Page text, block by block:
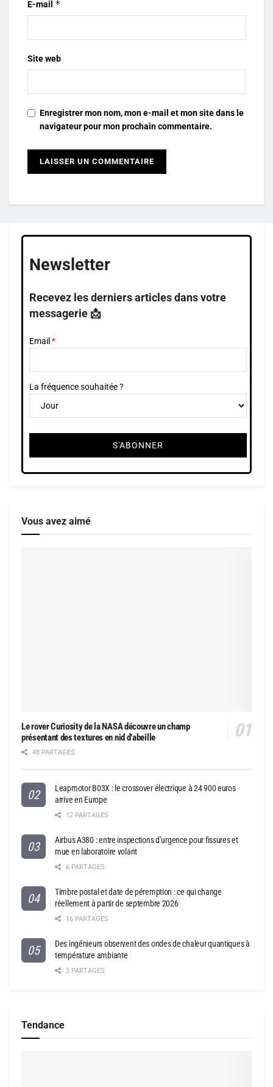
E-mail *
Site web
Enregistrer mon nom, mon e-mail et mon site dans le
navigateur pour mon prochain commentaire.
Newsletter
Recevez les derniers articles dans votre
messagerie 📩
Email
La fréquence souhaitée ?
Vous avez aimé
Le rover Curiosity de la NASA découvre un champ
présentant des textures en nid d’abeille
48 PARTAGES
Leapmotor B03X : le crossover électrique à 24 900 euros
arrive en Europe
12 PARTAGES
Airbus A380 : entre inspections d’urgence pour fissures et
mue en laboratoire volant
6 PARTAGES
Timbre postal et date de péremption : ce qui change
réellement à partir de septembre 2026
16 PARTAGES
Des ingénieurs observent des ondes de chaleur quantiques à
température ambiante
3 PARTAGES
Tendance